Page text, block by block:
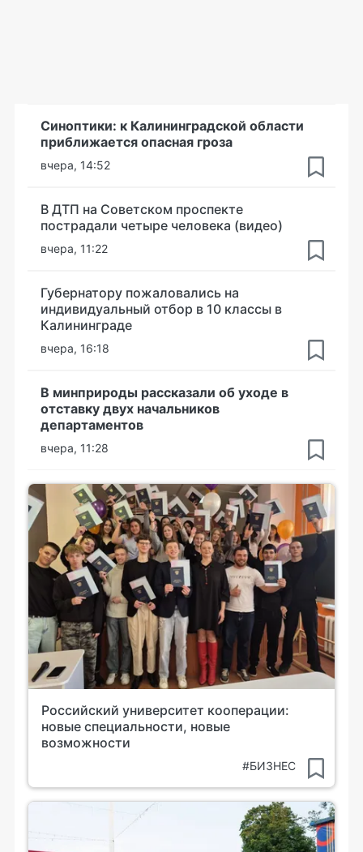
Синоптики: к Калининградской области
приближается опасная гроза
вчера, 14:52
В ДТП на Советском проспекте
пострадали четыре человека (видео)
вчера, 11:22
Губернатору пожаловались на
индивидуальный отбор в 10 классы в
Калининграде
вчера, 16:18
В минприроды рассказали об уходе в
отставку двух начальников
департаментов
вчера, 11:28
Российский университет кооперации:
новые специальности, новые
возможности
#БИЗНЕС